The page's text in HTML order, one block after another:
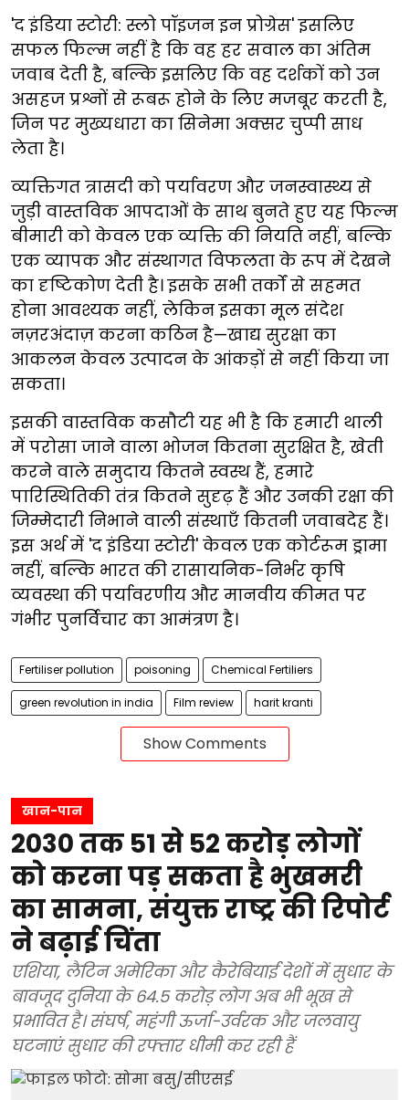
'द इंडिया स्टोरी: स्लो पॉइजन इन प्रोग्रेस' इसलिए
सफल फिल्म नहीं है कि वह हर सवाल का अंतिम
जवाब देती है, बल्कि इसलिए कि वह दर्शकों को उन
असहज प्रश्नों से रूबरू होने के लिए मजबूर करती है,
जिन पर मुख्यधारा का सिनेमा अक्सर चुप्पी साध
लेता है।
व्यक्तिगत त्रासदी को पर्यावरण और जनस्वास्थ्य से
जुड़ी वास्तविक आपदाओं के साथ बुनते हुए यह फिल्म
बीमारी को केवल एक व्यक्ति की नियति नहीं, बल्कि
एक व्यापक और संस्थागत विफलता के रूप में देखने
का दृष्टिकोण देती है। इसके सभी तर्कों से सहमत
होना आवश्यक नहीं, लेकिन इसका मूल संदेश
नज़रअंदाज़ करना कठिन है—खाद्य सुरक्षा का
आकलन केवल उत्पादन के आंकड़ों से नहीं किया जा
सकता।
इसकी वास्तविक कसौटी यह भी है कि हमारी थाली
में परोसा जाने वाला भोजन कितना सुरक्षित है, खेती
करने वाले समुदाय कितने स्वस्थ हैं, हमारे
पारिस्थितिकी तंत्र कितने सुदृढ़ हैं और उनकी रक्षा की
जिम्मेदारी निभाने वाली संस्थाएँ कितनी जवाबदेह हैं।
इस अर्थ में 'द इंडिया स्टोरी' केवल एक कोर्टरूम ड्रामा
नहीं, बल्कि भारत की रासायनिक-निर्भर कृषि
व्यवस्था की पर्यावरणीय और मानवीय कीमत पर
गंभीर पुनर्विचार का आमंत्रण है।
Fertiliser pollution poisoning Chemical Fertiliers
green revolution in india Film review harit kranti
Show Comments
खान-पान
2030 तक 51 से 52 करोड़ लोगों
को करना पड़ सकता है भुखमरी
का सामना, संयुक्त राष्ट्र की रिपोर्ट
ने बढ़ाई चिंता
एशिया, लैटिन अमेरिका और कैरेबियाई देशों में सुधार के
बावजूद दुनिया के 64.5 करोड़ लोग अब भी भूख से
प्रभावित है। संघर्ष, महंगी ऊर्जा-उर्वरक और जलवायु
घटनाएं सुधार की रफ्तार धीमी कर रही हैं